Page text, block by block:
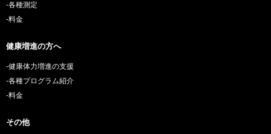
-各種測定
-料金
健康増進の方へ
-健康体力増進の支援
-各種プログラム紹介
-料金
その他